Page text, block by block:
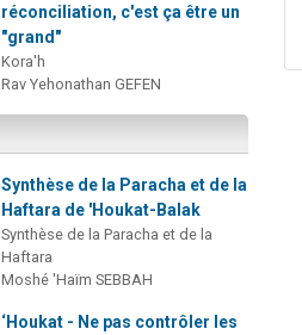
réconciliation, c'est ça être un
"grand"
Kora'h
Rav Yehonathan GEFEN
Synthèse de la Paracha et de la
Haftara de 'Houkat-Balak
Synthèse de la Paracha et de la
Haftara
Moshé 'Haïm SEBBAH
‘Houkat - Ne pas contrôler les